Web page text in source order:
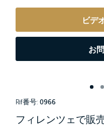
ビデ
お
Rif番号:0966
フィレンツェで販